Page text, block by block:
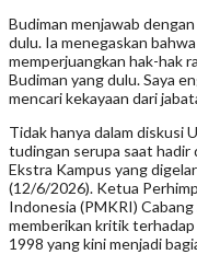
Budiman menjawab
dulu. Ia menegaskan
memperjuangkan hak-hak
Budiman yang dulu. Saya
mencari kekayaan dari
Tidak hanya dalam diskusi
tudingan serupa saat hadir
Ekstra Kampus yang
(12/6/2026). Ketua
Indonesia (PMKRI) Cabang
memberikan kritik
1998 yang kini menjadi